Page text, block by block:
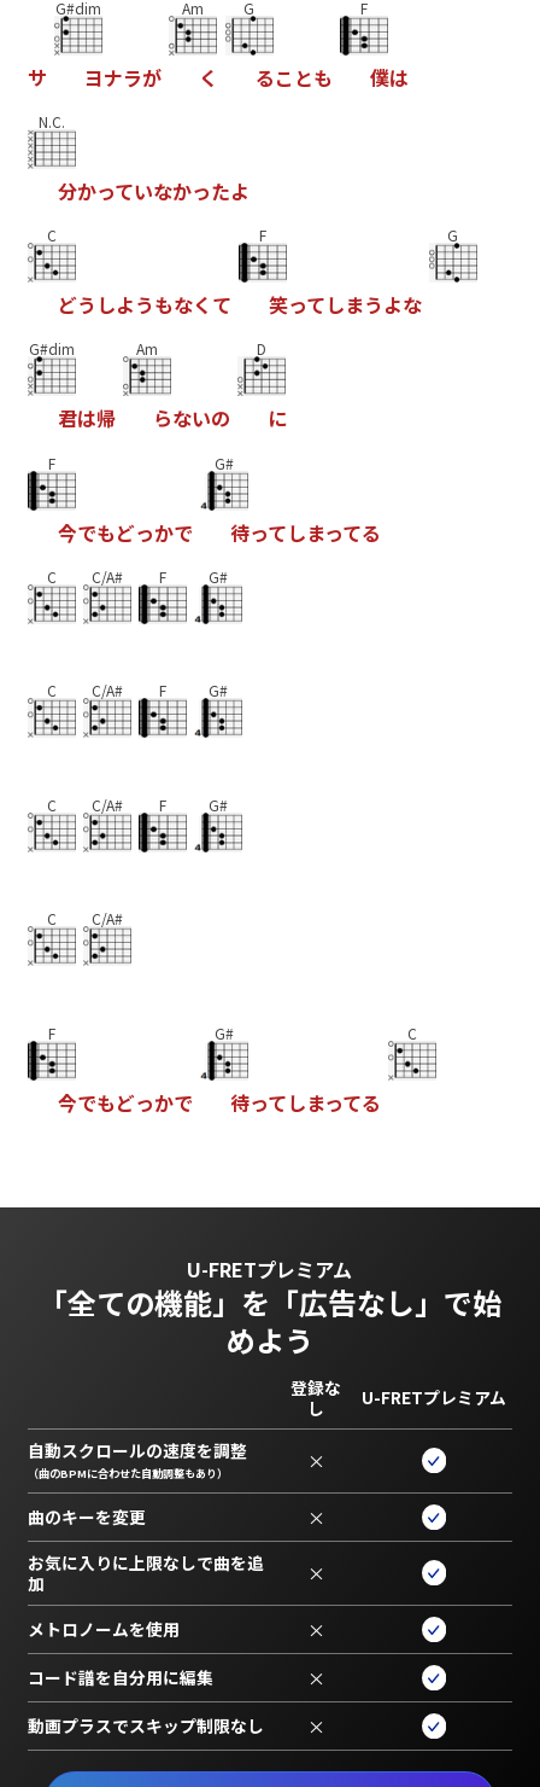
サ
G#dim
ヨナラが
Am
く
G
るこ とも
F
僕は
N.C.
分かっていなかったよ
C
どう しようもなく て
F
笑ってしまう よな
G
G#dim
君は帰
Am
らないの
D
に
F
今でもどっかで
G#
待ってしまってる
C C/A# F G#
C C/A# F G#
C C/A# F G#
C C/A#
F
今でもどっかで
G#
待ってしまってる
C
U-FRETプレミアム
「全ての機能」を 「広告なし」で始
めよう
登録な
し
U-FRETプレミアム
自動スクロールの速度を調整
（曲のBPMに合わせた自動調整もあり） ×
曲のキーを変更 ×
お気に入りに上限なしで曲を追
加
×
メトロノームを使用 ×
コード譜を自分用に編集 ×
動画プラスでスキップ制限なし ×